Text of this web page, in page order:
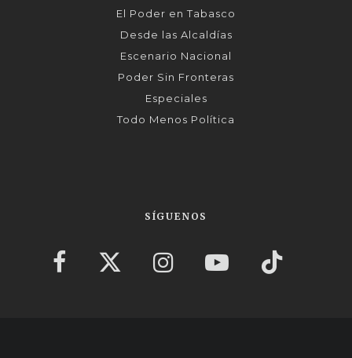
El Poder en Tabasco
Desde las Alcaldías
Escenario Nacional
Poder Sin Fronteras
Especiales
Todo Menos Política
SÍGUENOS